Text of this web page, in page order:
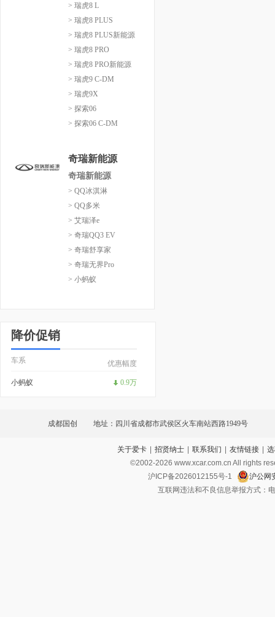
> 瑞虎8 L
> 瑞虎8 PLUS
> 瑞虎8 PLUS新能源
> 瑞虎8 PRO
> 瑞虎8 PRO新能源
> 瑞虎9 C-DM
> 瑞虎9X
> 探索06
> 探索06 C-DM
奇瑞新能源
奇瑞新能源
> QQ冰淇淋
> QQ多米
> 艾瑞泽e
> 奇瑞QQ3 EV
> 奇瑞舒享家
> 奇瑞无界Pro
> 小蚂蚁
降价促销
车系 优惠幅度
小蚂蚁 0.9万
成都国创 地址：四川省成都市武侯区火车南站西路1949号
关于爱卡 | 招贤纳士 | 联系我们 | 友情链接 |
©2002-2026 www.xcar.com.cn All rights
沪ICP备2026012155号-1
沪公网
互联网违法和不良信息举报方式：